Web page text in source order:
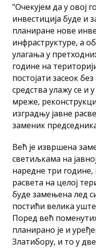
"Очекујем да у овој
инвестиција буде и
планиране нове
инфраструктуре, а
улагања у
године на
постојати засеок
средства улажу се и
мреже,
изградњу јавне
заменик
Већ је извршена
светиљкама на
наредне три године,
расвета на целој
буде замењена лед
постићи велика
Поред већ
планирано је и
Златибору, и то у